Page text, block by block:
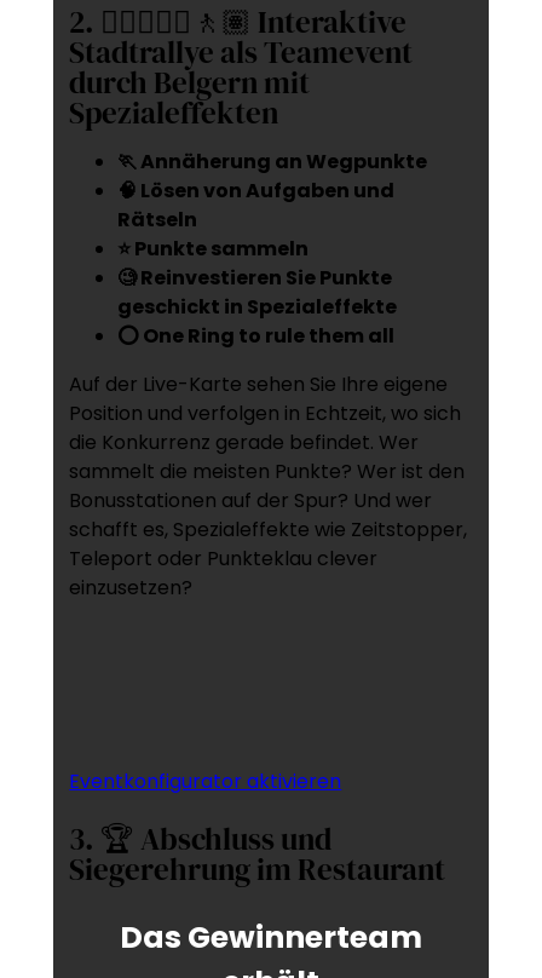
2. 🚶‍♂️🚶🏻‍♀️🚶🏽 Interaktive
Stadtrallye als Teamevent
durch Belgern mit
Spezialeffekten
🏃 Annäherung an Wegpunkte
🧠 Lösen von Aufgaben und
Rätseln
⭐ Punkte sammeln
🧐 Reinvestieren Sie Punkte
geschickt in Spezialeffekte
⭕ One Ring to rule them all
Auf der Live-Karte sehen Sie Ihre eigene
Position und verfolgen in Echtzeit, wo sich
die Konkurrenz gerade befindet. Wer
sammelt die meisten Punkte? Wer ist den
Bonusstationen auf der Spur? Und wer
schafft es, Spezialeffekte wie Zeitstopper,
Teleport oder Punkteklau clever
einzusetzen?
Eventkonfigurator aktivieren
3. 🏆 Abschluss und
Siegerehrung im Restaurant
Das Gewinnerteam